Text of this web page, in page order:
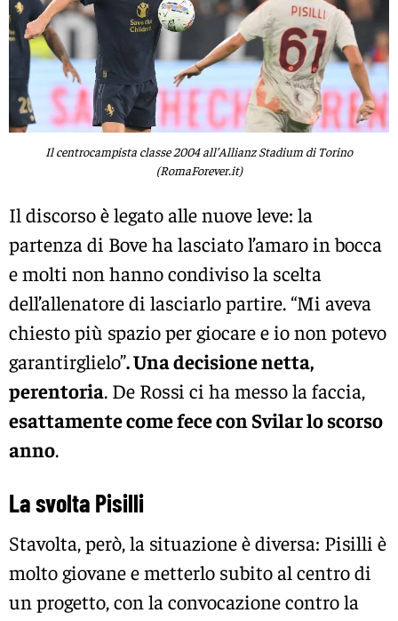
Il centrocampista classe 2004 all’Allianz Stadium di Torino
(RomaForever.it)
Il discorso è legato alle nuove leve: la
partenza di Bove ha lasciato l’amaro in bocca
e molti non hanno condiviso la scelta
dell’allenatore di lasciarlo partire. “Mi aveva
chiesto più spazio per giocare e io non potevo
garantirglielo”. Una decisione netta,
perentoria. De Rossi ci ha messo la faccia,
esattamente come fece con Svilar lo scorso
anno.
La svolta Pisilli
Stavolta, però, la situazione è diversa: Pisilli è
molto giovane e metterlo subito al centro di
un progetto, con la convocazione contro la